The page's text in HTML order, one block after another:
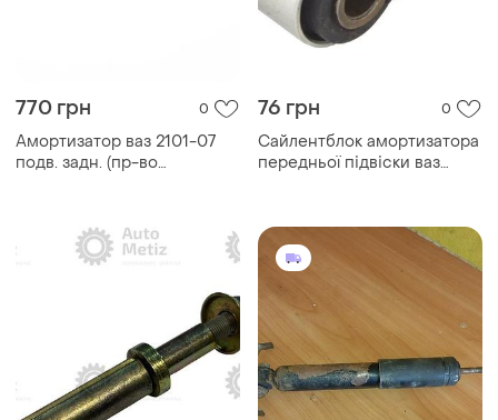
770 грн 0
Амортизатор ваз 2101-07
подв. задн. (пр-во
76 грн 0
Сайлентблок амортизатора
передньої підвіски ваз